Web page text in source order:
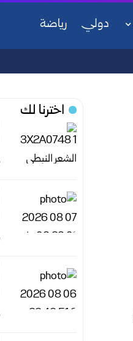
دولي رياضة
اخترنا لك